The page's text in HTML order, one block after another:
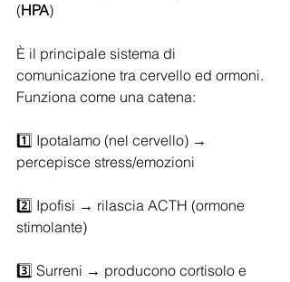
(HPA)
È il principale sistema di
comunicazione tra cervello ed ormoni.
Funziona come una catena:
1️⃣ Ipotalamo (nel cervello) →
percepisce stress/emozioni
2️⃣ Ipofisi → rilascia ACTH (ormone
stimolante)
3️⃣ Surreni → producono cortisolo e